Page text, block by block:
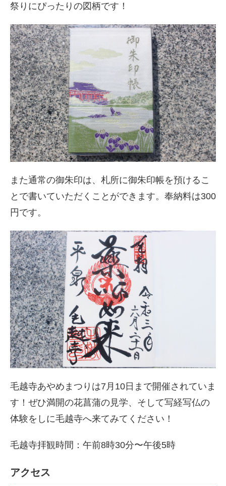
祭りにぴったりの図柄です！
また通常の御朱印は、札所に御朱印帳を預けるこ
とで書いていただくことができます。奉納料は300
円です。
毛越寺あやめまつりは7月10日まで開催されていま
す！ぜひ満開の花菖蒲の見学、そして写経写仏の
体験をしに毛越寺へ来てみてください！
毛越寺拝観時間：午前8時30分〜午後5時
アクセス